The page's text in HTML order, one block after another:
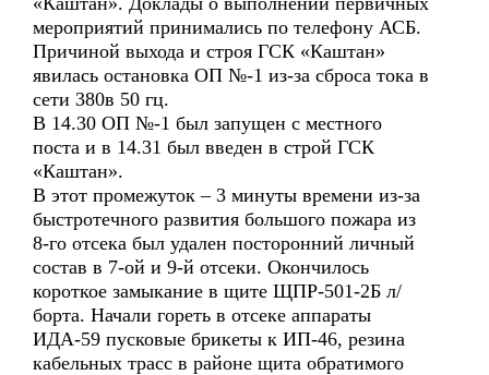
мероприятий принимались по телефону АСБ.
Причиной выхода и строя ГСК «Каштан»
явилась остановка ОП №-1 из-за сброса тока в
сети 380в 50 гц.
В 14.30 ОП №-1 был запущен с местного
поста и в 14.31 был введен в строй ГСК
«Каштан».
В этот промежуток – 3 минуты времени из-за
быстротечного развития большого пожара из
8-го отсека был удален посторонний личный
состав в 7-ой и 9-й отсеки. Окончилось
короткое замыкание в щите ЩПР-501-2Б л/
борта. Начали гореть в отсеке аппараты
ИДА-59 пусковые брикеты к ИП-46, резина
кабельных трасс в районе щита обратимого